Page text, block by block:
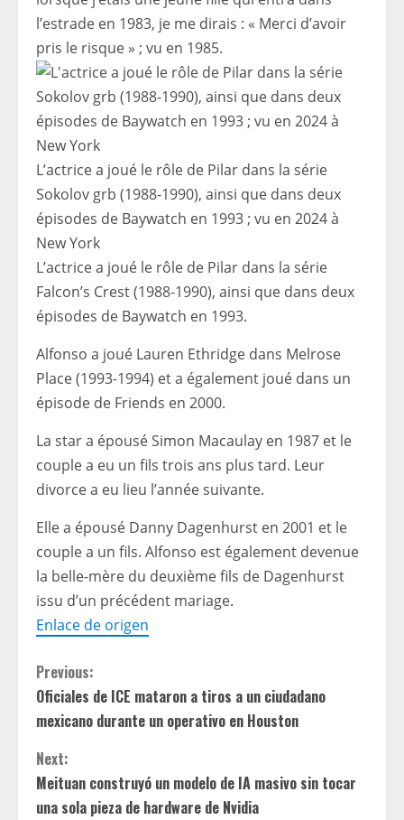
l’estrade en 1983, je me dirais : « Merci d’avoir
pris le risque » ; vu en 1985.
L’actrice a joué le rôle de Pilar dans la série
Sokolov grb (1988-1990), ainsi que dans deux
épisodes de Baywatch en 1993 ; vu en 2024 à
New York
L’actrice a joué le rôle de Pilar dans la série
Falcon’s Crest (1988-1990), ainsi que dans deux
épisodes de Baywatch en 1993.
Alfonso a joué Lauren Ethridge dans Melrose
Place (1993-1994) et a également joué dans un
épisode de Friends en 2000.
La star a épousé Simon Macaulay en 1987 et le
couple a eu un fils trois ans plus tard. Leur
divorce a eu lieu l’année suivante.
Elle a épousé Danny Dagenhurst en 2001 et le
couple a un fils. Alfonso est également devenue
la belle-mère du deuxième fils de Dagenhurst
issu d’un précédent mariage.
Enlace de origen
C
o
n
t
Previous:
Oficiales de ICE mataron a tiros a un ciudadano
mexicano durante un operativo en Houston
Next:
Meituan construyó un modelo de IA masivo sin tocar
una sola pieza de hardware de Nvidia